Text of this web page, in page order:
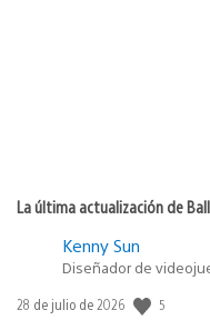
La última actualización de
Kenny Sun
Diseñador de
Fecha
28 de julio de 2026 5